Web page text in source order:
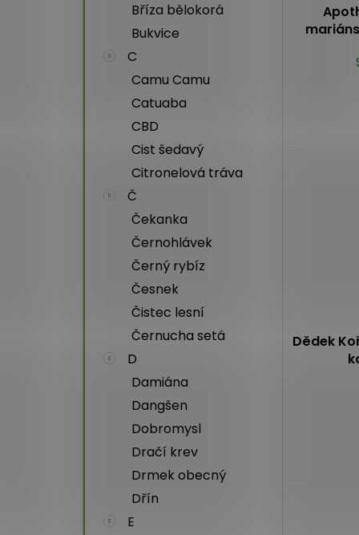
Bříza bělokorá
Bukvice
C
Camu Camu
Catuaba
CBD
Cist šedavý
Citronelová tráva
Č
Čekanka
Černohlávek
Černý rybíz
Česnek
Čistec lesní
Černucha setá
D
Damiána
Dangšen
Dobromysl
Dračí krev
Drmek obecný
Dřín
E
Dědek